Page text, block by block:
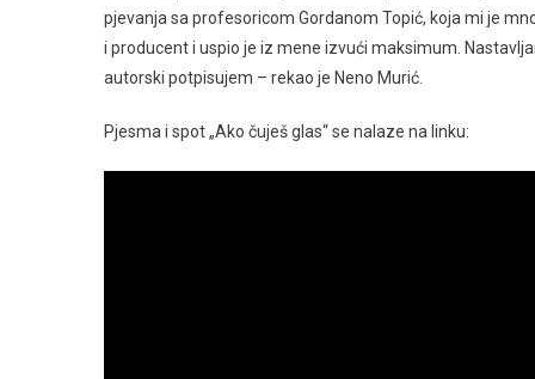
pjevanja sa profesoricom Gordanom Topić, koja mi je
i producent i uspio je iz mene izvući maksimum.
autorski potpisujem – rekao je Neno Murić.
Pjesma i spot „Ako čuješ glas“ se nalaze na linku: